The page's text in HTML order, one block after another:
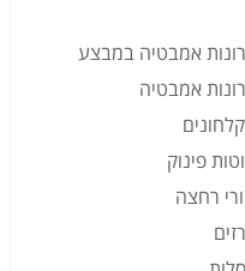
אמבטיה במבצע
אמבטיה
פינוק
רחצה